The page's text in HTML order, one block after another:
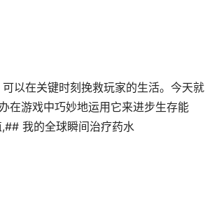
以在关键时刻挽救玩家的生活。今天就
在游戏中巧妙地运用它来进步生存能
我的全球瞬间治疗药水